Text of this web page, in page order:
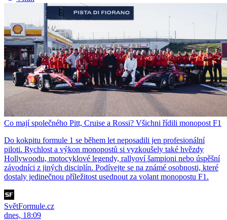
Co mají společného Pitt, Cruise a Rossi? Všichni řídili monopost F1
Do kokpitu formule 1 se během let neposadili jen profesionální
piloti. Rychlost a výkon monopostů si vyzkoušely také hvězdy
Hollywoodu, motocyklové legendy, rallyoví šampioni nebo úspěšní
závodníci z jiných disciplín. Podívejte se na známé osobnosti, které
dostaly jedinečnou příležitost usednout za volant monopostu F1.
SvětFormule.cz
dnes, 18:09